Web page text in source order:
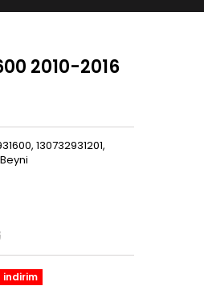
2010-2016
130732931201,
indirim